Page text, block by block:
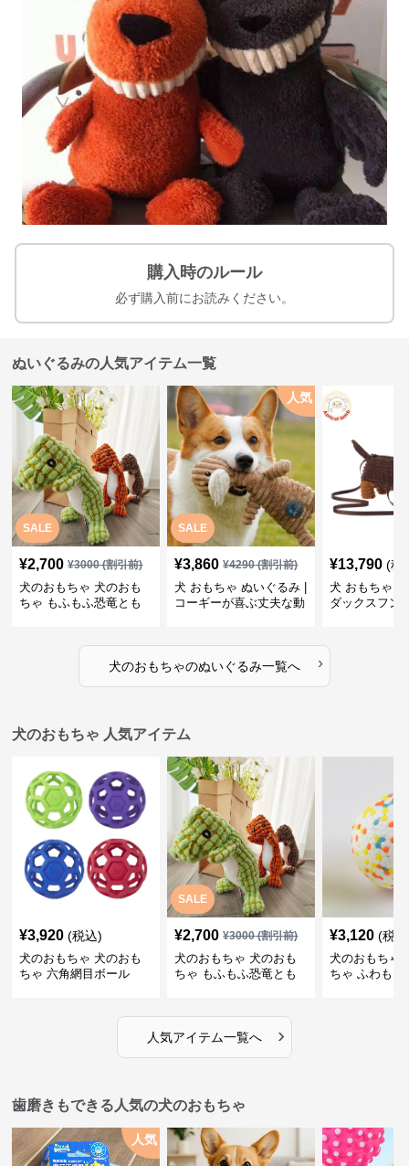
購入時のルール
必ず購入前にお読みください。
ぬいぐるみの人気アイテム一覧
SALE
¥2,700 ¥3000(割引前)
犬のおもちゃ 犬のおも
ちゃ もふもふ恐竜とも
SALE
人気
¥3,860 ¥4290(割引前)
犬 おもちゃ ぬいぐるみ |
コーギーが喜ぶ丈夫な動
¥13,790 (税
犬 おもちゃ
ダックスフン
犬のおもちゃのぬいぐるみ一覧へ ›
犬のおもちゃ 人気アイテム
¥3,920 (税込)
犬のおもちゃ 犬のおも
ちゃ 六角網目ボール
SALE
¥2,700 ¥3000(割引前)
犬のおもちゃ 犬のおも
ちゃ もふもふ恐竜とも
¥3,120 (税
犬のおもちゃ
ちゃ ふわもこ
人気アイテム一覧へ ›
歯磨きもできる人気の犬のおもちゃ
人気